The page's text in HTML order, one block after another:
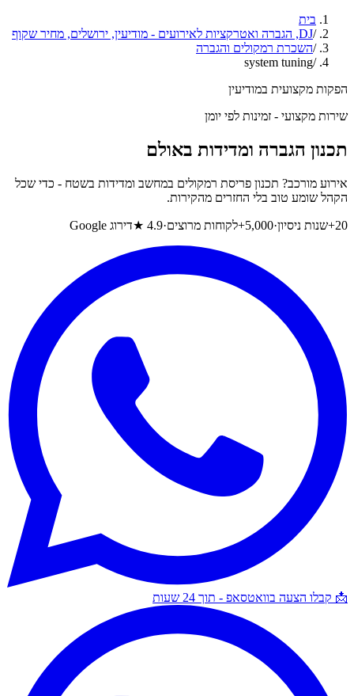
בית
/DJ, הגברה ואטרקציות לאירועים - מודיעין, ירושלים, מחיר שקוף
/השכרת רמקולים והגברה
/
system tuning
הפקות מקצועית במודיעין
שירות מקצועי - זמינות לפי יומן
תכנון הגברה ומדידות באולם
אירוע מורכב? תכנון פריסת רמקולים במחשב ומדידות בשטח - כדי שכל
הקהל שומע טוב בלי החזרים מהקירות.
20+ שנות ניסיון·
5,000+ לקוחות מרוצים·
4.9 ★ דירוג Google
📩 קבלו הצעה בוואטסאפ - תוך 24 שעות